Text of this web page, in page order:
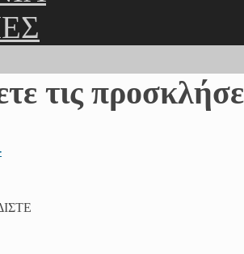
τις